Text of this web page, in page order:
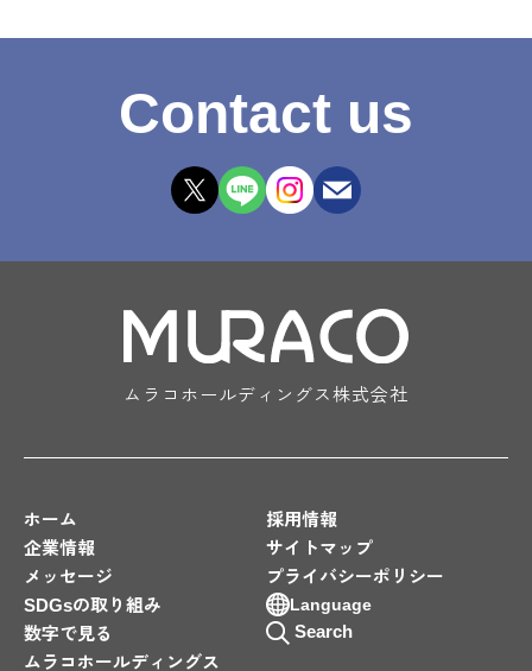
Contact us
ムラコホールディングス株式会社
ホーム
企業情報
メッセージ
SDGsの取り組み
数字で見る
ムラコホールディングス
採用情報
サイトマップ
プライバシーポリシー
Language
Search